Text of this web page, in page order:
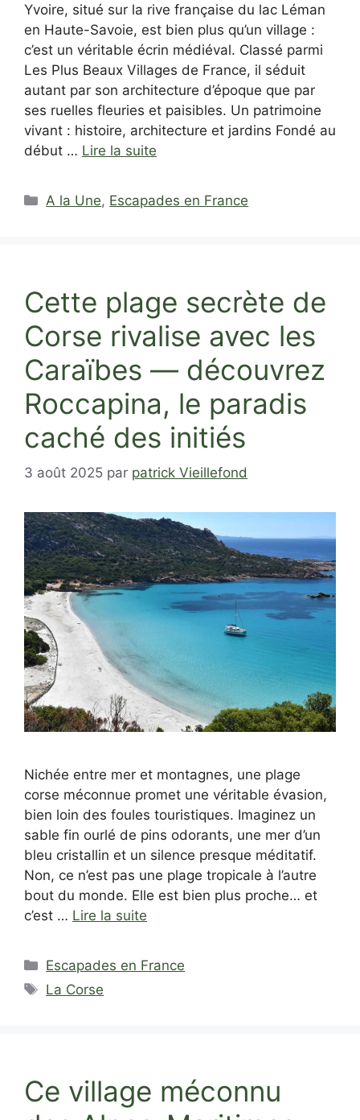
Yvoire, situé sur la rive française du lac Léman
en Haute-Savoie, est bien plus qu’un village :
c’est un véritable écrin médiéval. Classé parmi
Les Plus Beaux Villages de France, il séduit
autant par son architecture d’époque que par
ses ruelles fleuries et paisibles. Un patrimoine
vivant : histoire, architecture et jardins Fondé au
début … Lire la suite
Catégories
A la Une, Escapades en France
Cette plage secrète de
Corse rivalise avec les
Caraïbes — découvrez
Roccapina, le paradis
caché des initiés
3 août 2025 par patrick Vieillefond
Nichée entre mer et montagnes, une plage
corse méconnue promet une véritable évasion,
bien loin des foules touristiques. Imaginez un
sable fin ourlé de pins odorants, une mer d’un
bleu cristallin et un silence presque méditatif.
Non, ce n’est pas une plage tropicale à l’autre
bout du monde. Elle est bien plus proche… et
c’est … Lire la suite
Catégories
Escapades en France
Étiquettes
La Corse
Ce village méconnu